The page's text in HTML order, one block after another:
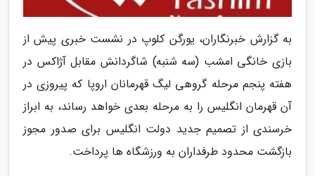
به گزارش خبرنگاران، یورگن کلوپ در نشست خبری پیش از
بازی خانگی امشب (سه شنبه) شاگردانش مقابل آژاکس در
هفته پنجم مرحله گروهی لیگ قهرمانان اروپا که پیروزی در
آن قهرمان انگلیس را به مرحله بعدی خواهد رساند، به ابراز
خرسندی از تصمیم جدید دولت انگلیس برای صدور مجوز
بازگشت محدود طرفداران به ورزشگاه ها پرداخت.